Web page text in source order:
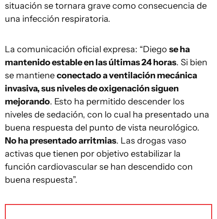
situación se tornara grave como consecuencia de
una infección respiratoria.
La comunicación oficial expresa: “Diego se ha
mantenido estable en las últimas 24 horas. Si bien
se mantieneconectado a ventilación mecánica
invasiva, sus niveles de oxigenación siguen
mejorando. Esto ha permitido descender los
niveles de sedación, con lo cual ha presentado una
buena respuesta del punto de vista neurológico.
No ha presentado arritmias. Las drogas vaso
activas que tienen por objetivo estabilizar la
función cardiovascular se han descendido con
buena respuesta”.